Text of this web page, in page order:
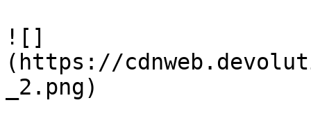
![]
(https://
_2.png)